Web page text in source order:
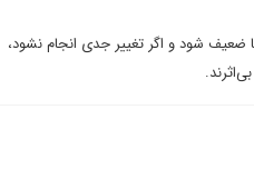
ضعیف شود و اگر تغییر جدی انجام نشود،